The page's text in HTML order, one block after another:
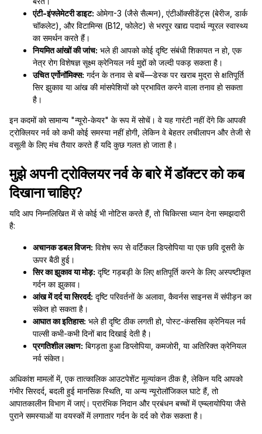
एंटी-इंफ्लेमेटरी डाइट: ओमेगा-3 (जैसे सैल्मन), एंटीऑक्सीडेंट्स (बेरीज, डार्क
चॉकलेट), और विटामिन्स (B12, फोलेट) से भरपूर खाद्य पदार्थ न्यूरल स्वास्थ्य
का समर्थन करते हैं।
नियमित आंखों की जांच: भले ही आपको कोई दृष्टि संबंधी शिकायत न हो, एक
नेत्र रोग विशेषज्ञ सूक्ष्म क्रेनियल नर्व मुद्दों को जल्दी पकड़ सकता है।
उचित एर्गोनॉमिक्स: गर्दन के तनाव से बचें—डेस्क पर खराब मुद्रा से क्षतिपूर्ति
सिर झुकाव या आंख की मांसपेशियों को प्रभावित करने वाला तनाव हो सकता
है।
इन कदमों को सामान्य "न्यूरो-केयर" के रूप में सोचें। वे यह गारंटी नहीं देंगे कि आपकी
ट्रोक्लियर नर्व को कभी कोई समस्या नहीं होगी, लेकिन वे बेहतर लचीलापन और तेजी से
वसूली के लिए मंच तैयार करते हैं यदि कुछ गलत हो जाता है।
मुझे अपनी ट्रोक्लियर नर्व के बारे में डॉक्टर को कब
दिखाना चाहिए?
यदि आप निम्नलिखित में से कोई भी नोटिस करते हैं, तो चिकित्सा ध्यान देना समझदारी
है:
अचानक डबल विजन: विशेष रूप से वर्टिकल डिप्लोपिया या एक छवि दूसरी के
ऊपर बैठी हुई।
सिर का झुकाव या मोड़: दृष्टि गड़बड़ी के लिए क्षतिपूर्ति करने के लिए अस्पष्टीकृत
गर्दन का झुकाव।
आंख में दर्द या सिरदर्द: दृष्टि परिवर्तनों के अलावा, कैवर्नस साइनस में संपीड़न का
संकेत हो सकता है।
आघात का इतिहास: भले ही दृष्टि ठीक लगती हो, पोस्ट-कंससिव क्रेनियल नर्व
पाल्सी कभी-कभी दिनों बाद दिखाई देती है।
प्रगतिशील लक्षण: बिगड़ता हुआ डिप्लोपिया, कमजोरी, या अतिरिक्त क्रेनियल
नर्व संकेत।
अधिकांश मामलों में, एक तात्कालिक आउटपेशेंट मूल्यांकन ठीक है, लेकिन यदि आपको
गंभीर सिरदर्द, बदली हुई मानसिक स्थिति, या अन्य न्यूरोलॉजिकल घाटे हैं, तो
आपातकालीन विभाग में जाएं। प्रारंभिक निदान और प्रबंधन बच्चों में एम्ब्लायोपिया जैसे
पुराने समस्याओं या वयस्कों में लगातार गर्दन के दर्द को रोक सकता है।